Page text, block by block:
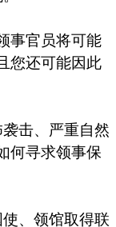
事官员将可能
您还可能因此
击、严重自然
何寻求领事保
使、领馆取得联